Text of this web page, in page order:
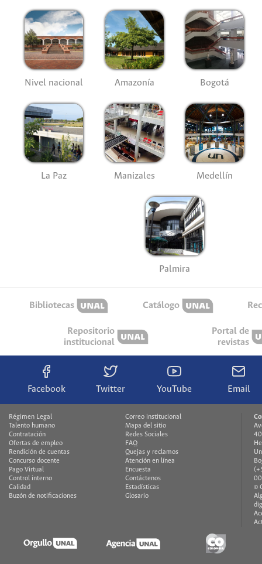
Nivel nacional Amazonía Bogotá
La Paz Manizales Medellín
Palmira
Bibliotecas Catálogo
Repositorio
institucional
Portal de
revistas
Facebook Twitter YouTube Email
Régimen Legal
Talento humano
Contratación
Ofertas de empleo
Rendición de cuentas
Concurso docente
Pago Virtual
Control interno
Calidad
Buzón de notificaciones
Correo institucional
Mapa del sitio
Redes Sociales
FAQ
Quejas y reclamos
Atención en línea
Encuesta
Contáctenos
Estadísticas
Glosario
©